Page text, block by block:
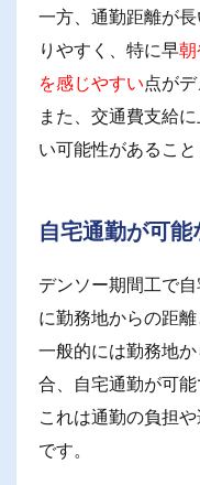
一方、通勤距離が
りやすく、特に早
を感じやすい点がデ
また、交通費支給
い可能性があること
自宅通勤が可
デンソー期間工で
に勤務地からの距離
一般的には勤務地
合、自宅通勤が可能
これは通勤の負担
です。